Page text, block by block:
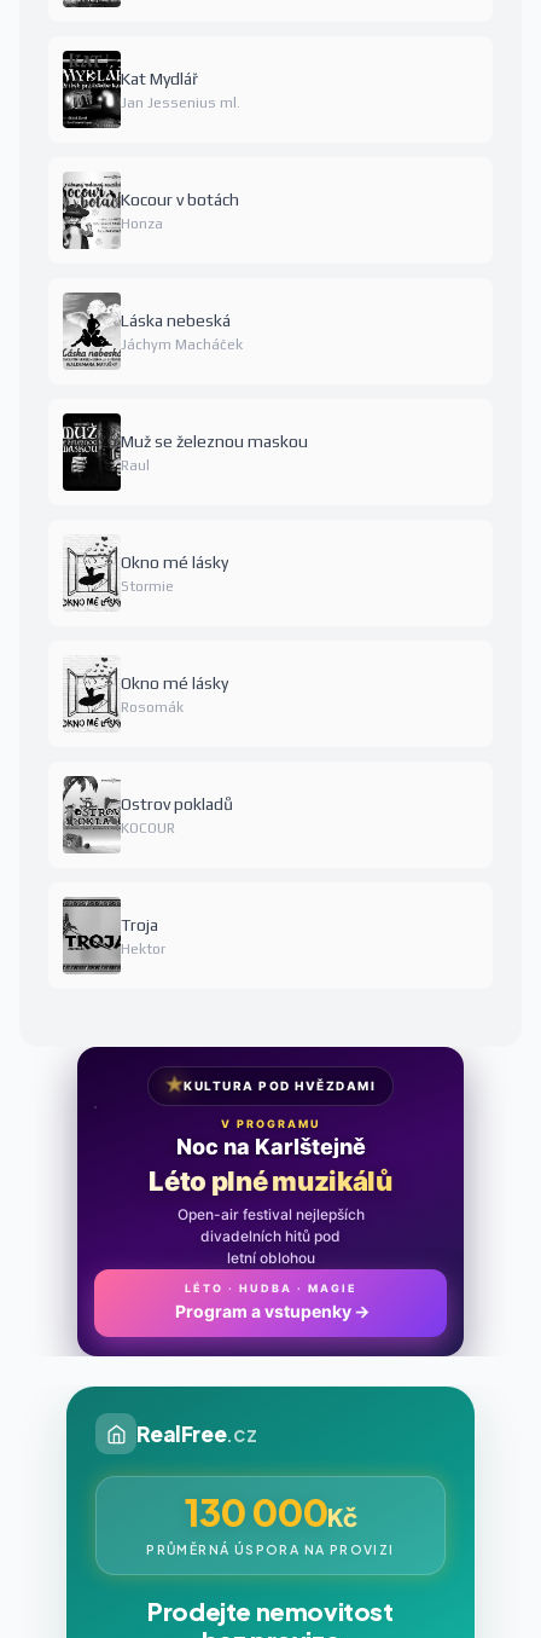
Kat Mydlář
Jan Jessenius ml.
Kocour v botách
Honza
Láska nebeská
Jáchym Macháček
Muž se železnou maskou
Raul
Okno mé lásky
Stormie
Okno mé lásky
Rosomák
Ostrov pokladů
KOCOUR
Troja
Hektor
★KULTURA POD HVĚZDAMI
V PROGRAMU
Noc na Karlštejně
Léto plné muzikálů
Open-air festival nejlepších
divadelních hitů pod
letní oblohou
LÉTO · HUDBA · MAGIE
Program a vstupenky →
RealFree.cz
130 000Kč
PRŮMĚRNÁ ÚSPORA NA PROVIZI
Prodejte nemovitost